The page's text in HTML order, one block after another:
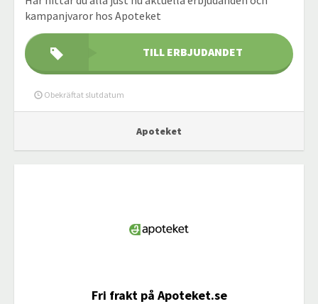
kampanjvaror hos Apoteket
TILL ERBJUDANDET
Obekräftat slutdatum
Apoteket
Fri frakt på Apoteket.se